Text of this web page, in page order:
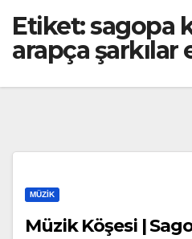
Etiket:sagopa
arapça şarkılar
MÜZIK
Müzik Köşesi |